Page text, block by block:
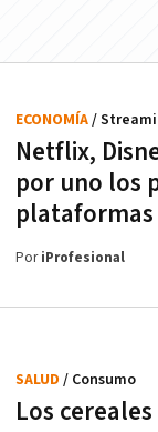
Netflix,
por uno los
ECONOMÍA/
PoriProfesional
Los
SALUD / Consumo